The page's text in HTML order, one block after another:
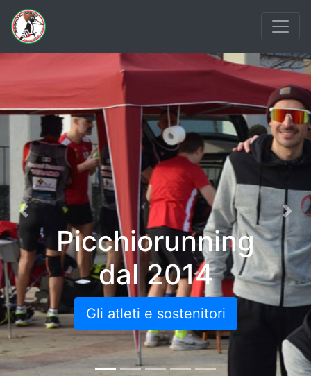
Picchiorunning
dal 2014
Gli atleti e sostenitori
Previous